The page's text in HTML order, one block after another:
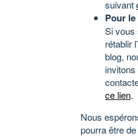
suivant
Pour
Si vous
rétablir
blog,
invitons
ce lien.
Nous
pourra être